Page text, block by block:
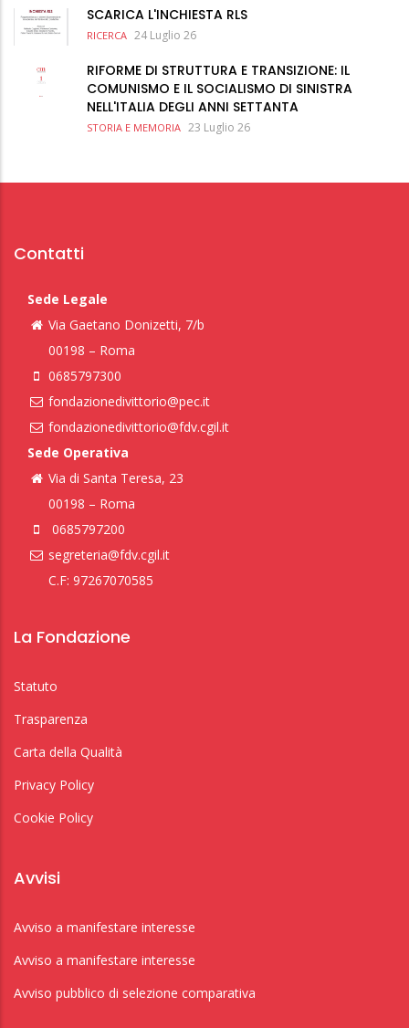
SCARICA L'INCHIESTA RLS
RICERCA 24 Luglio 26
RIFORME DI STRUTTURA E TRANSIZIONE: IL
COMUNISMO E IL SOCIALISMO DI SINISTRA
NELL'ITALIA DEGLI ANNI SETTANTA
STORIA E MEMORIA 23 Luglio 26
Contatti
Sede Legale
Via Gaetano Donizetti, 7/b
00198 – Roma
0685797300
fondazionedivittorio@pec.it
fondazionedivittorio@fdv.cgil.it
Sede Operativa
Via di Santa Teresa, 23
00198 – Roma
0685797200
segreteria@fdv.cgil.it
C.F: 97267070585
La Fondazione
Statuto
Trasparenza
Carta della Qualità
Privacy Policy
Cookie Policy
Avvisi
Avviso a manifestare interesse
Avviso a manifestare interesse
Avviso pubblico di selezione comparativa